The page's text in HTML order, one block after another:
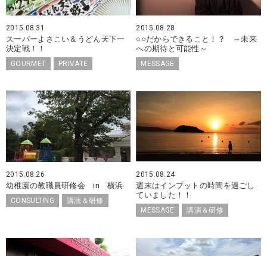
2015.08.31
スーパーよさこい＆うどん天下一
決定戦！！
GOURMET PRIVATE
2015.08.28
○○だからできること！？ ～未来
への期待と可能性～
MESSAGE
2015.08.26
幼稚園の教職員研修会 in 横浜
CONSULTING 講演＆研修
2015.08.24
週末はインプットの時間を過ごし
ていました！！
MESSAGE 講演＆研修